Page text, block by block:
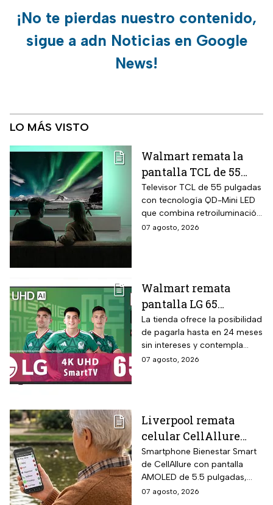
¡No te pierdas nuestro contenido,
sigue a adn Noticias en Google
News!
LO MÁS VISTO
Walmart remata la
pantalla TCL de 55
pulgadas 4K QD-Mini
Led con $6,600 de
descuento en línea y
hasta 24 meses sin
Televisor TCL de 55 pulgadas
con tecnología QD-Mini LED
que combina retroiluminación
Mini LED de casi precisión
plataforma Google TV.
07 agosto, 2026
Walmart remata
pantalla LG 65
pulgadas UHD 4K con
funciones de
inteligencia artificial
ThinQ
La tienda ofrece la posibilidad
de pagarla hasta en 24 meses
sin intereses y contempla
devoluciones hasta 30 días
07 agosto, 2026
Liverpool remata
celular CellAllure
Smart AMOLED 5.5
pulgadas con botón
SOS, ideal para adultos
mayores: rebaja de 55%
Smartphone Bienestar Smart
de CellAllure con pantalla
AMOLED de 5.5 pulgadas,
sistema operativo Android 13
07 agosto, 2026